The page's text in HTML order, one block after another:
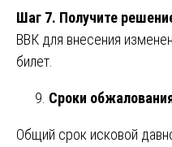
Шаг 7. Получите
ВВК для внесения
билет.
Сроки
Общий срок исковой